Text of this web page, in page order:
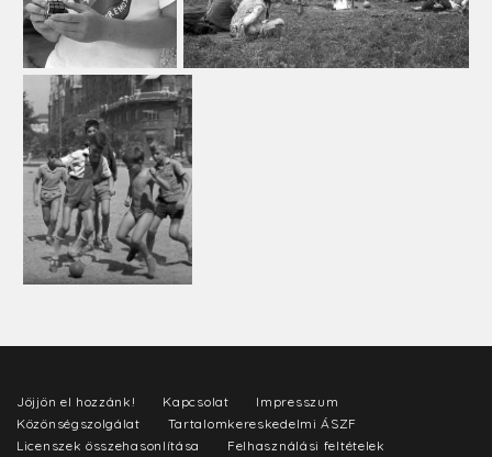
Jöjjön el hozzánk! Kapcsolat
Impresszum
Közönségszolgálat
Tartalomkereskedelmi ÁSZF
Licenszek összehasonlítása
Felhasználási feltételek